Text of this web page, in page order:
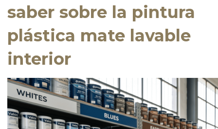
saber sobre la pintura
plástica mate lavable
interior